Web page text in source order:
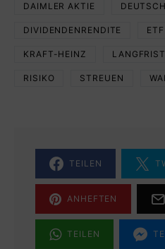
DAIMLER AKTIE
DIVIDENDENRENDITE ETF
KRAFT-HEINZ
RISIKO STREUEN
TEILEN
ANHEFTEN
TEILEN